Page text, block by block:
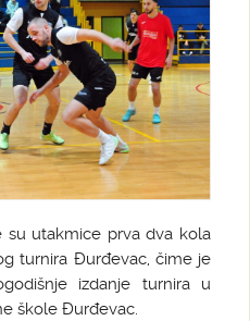
su utakmice prva dva kola
turnira Đurđevac, čime je
izdanje turnira u
škole Đurđevac.